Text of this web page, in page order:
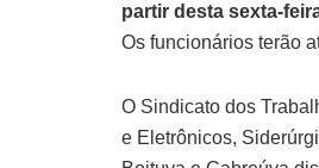
partir desta sexta-
Os funcionários terão
O Sindicato dos
e Eletrônicos,